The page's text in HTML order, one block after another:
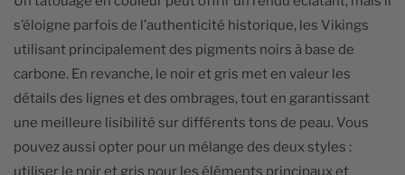
s’éloigne parfois de l’authenticité historique, les Vikings
utilisant principalement des pigments noirs à base de
carbone. En revanche, le noir et gris met en valeur les
détails des lignes et des ombrages, tout en garantissant
une meilleure lisibilité sur différents tons de peau. Vous
pouvez aussi opter pour un mélange des deux styles :
utiliser le noir et gris pour les éléments principaux et